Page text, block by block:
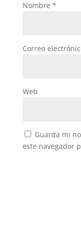
Nombre *
Correo
Web
Guarda mi
este navegador